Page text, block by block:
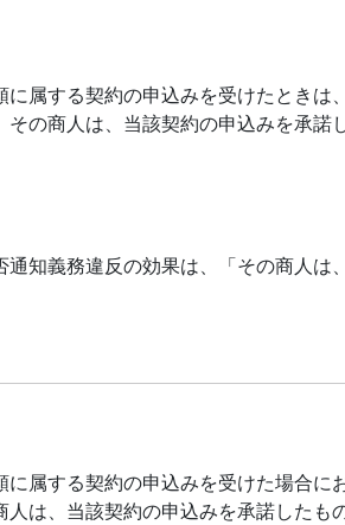
属する契約の申込みを受けたとき
の商人は、当該契約の申込みを承諾
知義務違反の効果は、「その商人は
属する契約の申込みを受けた場合
は、当該契約の申込みを承諾したも